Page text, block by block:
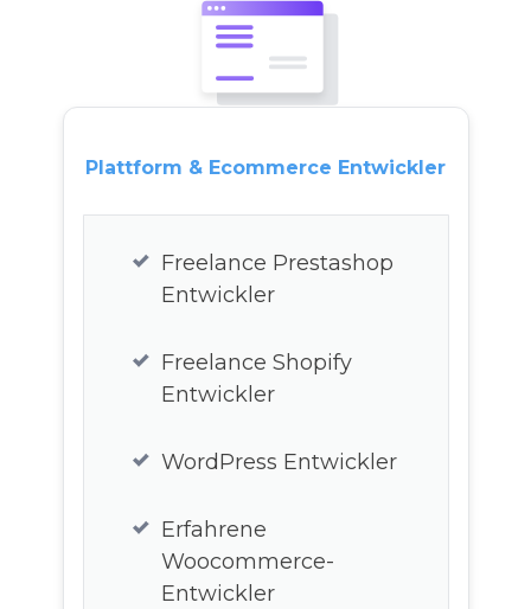
GraphQL Entwickler
Freelance React
Ruby Entwickler
rails Entwickler
C, C#, C++ Entwickler
Plattform & Ecommerce Entwickler
Freelance Prestashop
Entwickler
Freelance Shopify
Entwickler
WordPress Entwickler
Erfahrene
Woocommerce-
Entwickler